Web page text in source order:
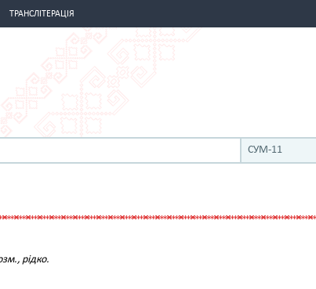
ТРАНСЛІТЕРАЦІЯ
СУМ-11
рідко.